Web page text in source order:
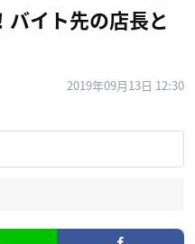
バイト先の店長と
2019年09月13日 12:30